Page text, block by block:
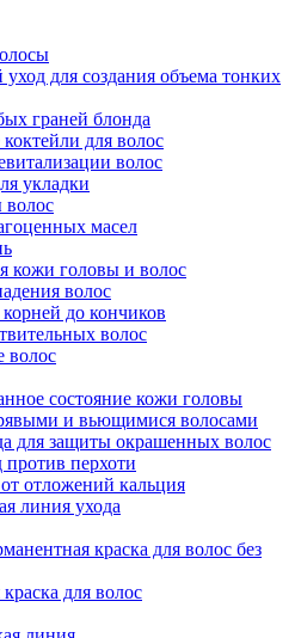
для создания объема тонких
граней блонда
для волос
волос
укладки
волос
масел
кожи головы и волос
волос
до кончиков
волос
волос
состояние кожи головы
и вьющимися волосами
для защиты окрашенных волос
перхоти
отложений кальция
линия ухода
краска для волос без
для волос